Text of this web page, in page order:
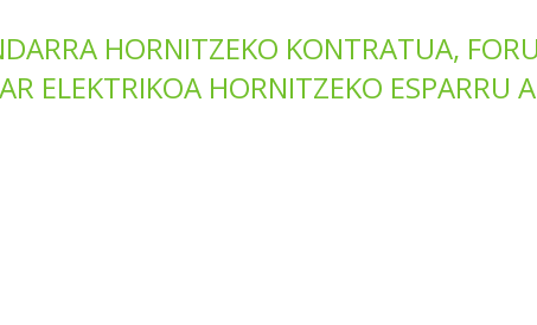
HORNITZEKO KONTRATUA,
ELEKTRIKOA HORNITZEKO ESPARRU